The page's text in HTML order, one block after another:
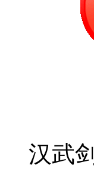
汉武剑